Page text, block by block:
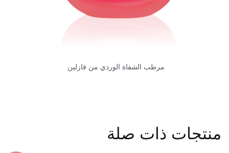
مرطب الشفاة الوردي من فازلين
منتجات ذات صلة